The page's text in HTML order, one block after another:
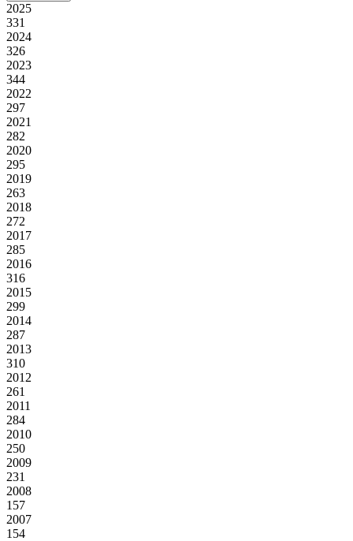
2025
331
2024
326
2023
344
2022
297
2021
282
2020
295
2019
263
2018
272
2017
285
2016
316
2015
299
2014
287
2013
310
2012
261
2011
284
2010
250
2009
231
2008
157
2007
154